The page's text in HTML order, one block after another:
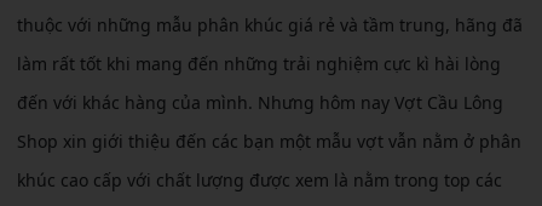
thuộc với những mẫu phân khúc giá rẻ và tầm trung, hãng đã
làm rất tốt khi mang đến những trải nghiệm cực kì hài lòng
đến với khác hàng của mình. Nhưng hôm nay Vợt Cầu Lông
Shop xin giới thiệu đến các bạn một mẫu vợt vẫn nằm ở phân
khúc cao cấp với chất lượng được xem là nằm trong top các